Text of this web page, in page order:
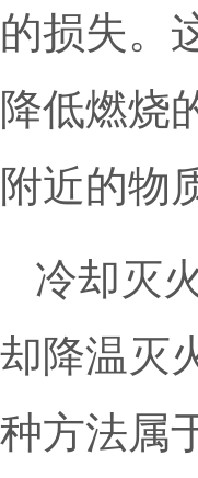
的损失。
降低燃烧
附近的物
冷却灭
却降温灭
种方法属